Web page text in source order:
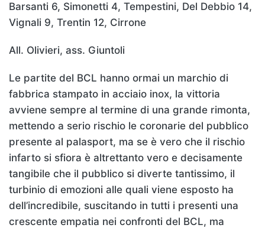
Barsanti 6, Simonetti 4, Tempestini, Del Debbio 14,
Vignali 9, Trentin 12, Cirrone
All. Olivieri, ass. Giuntoli
Le partite del BCL hanno ormai un marchio di
fabbrica stampato in acciaio inox, la vittoria
avviene sempre al termine di una grande rimonta,
mettendo a serio rischio le coronarie del pubblico
presente al palasport, ma se è vero che il rischio
infarto si sfiora è altrettanto vero e decisamente
tangibile che il pubblico si diverte tantissimo, il
turbinio di emozioni alle quali viene esposto ha
dell’incredibile, suscitando in tutti i presenti una
crescente empatia nei confronti del BCL, ma